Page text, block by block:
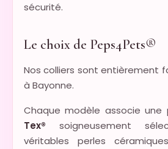
sécurité.
Le choix de Peps4Pets®
Nos colliers sont entièrement
à Bayonne.
Chaque modèle associe une
Tex® soigneusement
véritables perles